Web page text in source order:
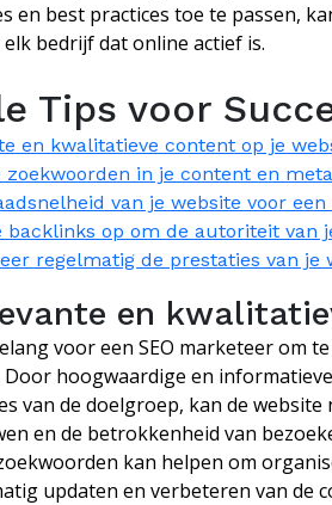
en best practices toe te passen,
bedrijf dat online actief is.
Tips voor
en kwalitatieve content op je
in je content en
van je website voor
backlinks op om de autoriteit van
regelmatig de prestaties van je
en
voor een SEO marketeer om
hoogwaardige en
van de doelgroep, kan de
en de betrokkenheid van
kan helpen om
updaten en verbeteren van de